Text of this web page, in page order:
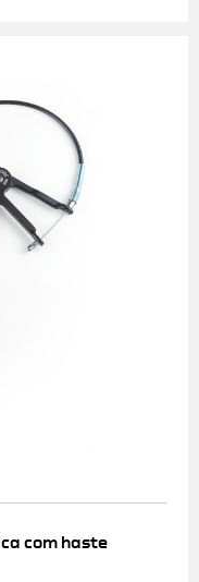
com haste